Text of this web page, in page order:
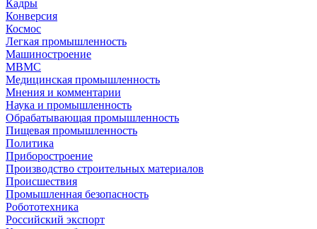
Кадры
Конверсия
Космос
Легкая промышленность
Машиностроение
МВМС
Медицинская промышленность
Мнения и комментарии
Наука и промышленность
Обрабатывающая промышленность
Пищевая промышленность
Политика
Приборостроение
Производство строительных материалов
Происшествия
Промышленная безопасность
Робототехника
Российский экспорт